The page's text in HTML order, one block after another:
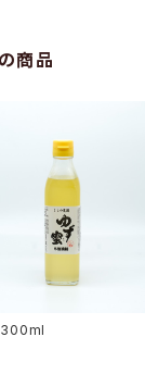
商品
300ml